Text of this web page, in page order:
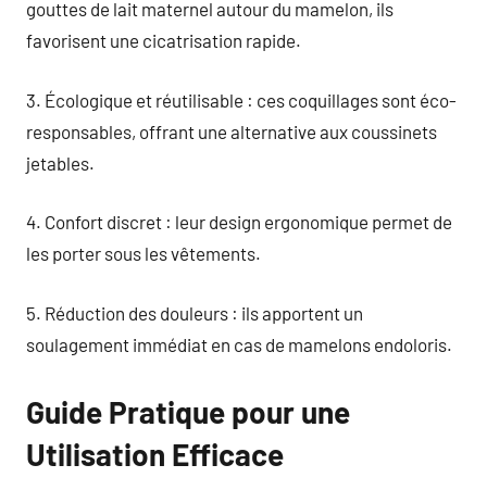
gouttes de lait maternel autour du mamelon, ils
favorisent une cicatrisation rapide.
3. Écologique et réutilisable : ces coquillages sont éco-
responsables, offrant une alternative aux coussinets
jetables.
4. Confort discret : leur design ergonomique permet de
les porter sous les vêtements.
5. Réduction des douleurs : ils apportent un
soulagement immédiat en cas de mamelons endoloris.
Guide Pratique pour une
Utilisation Efficace